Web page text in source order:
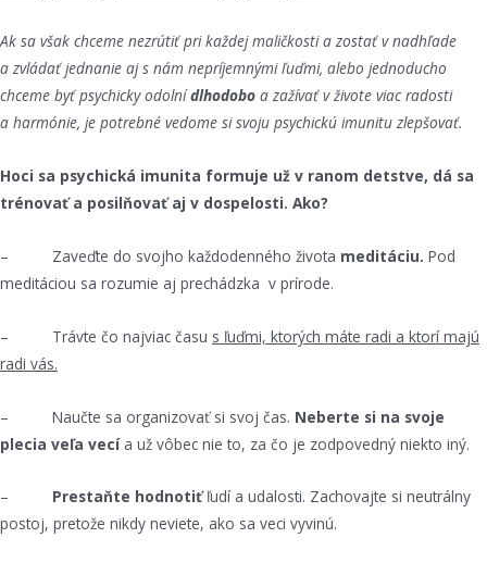
Ak sa však chceme nezrútiť pri každej maličkosti a zostať v nadhľade
a zvládať jednanie aj s nám nepríjemnými ľuďmi, alebo jednoducho
chceme byť psychicky odolnídlhodobo a zažívať v živote viac radosti
a harmónie, je potrebné vedome si svoju psychickú imunitu zlepšovať.
Hoci sa psychická imunita formuje už v ranom detstve, dá sa
trénovať a posilňovať aj v dospelosti. Ako?
– Zaveďte do svojho každodenného života meditáciu. Pod
meditáciou sa rozumie aj prechádzka v prírode.
– Trávte čo najviac času s ľuďmi, ktorých máte radi a ktorí majú
radi vás.
– Naučte sa organizovať si svoj čas. Neberte si na svoje
plecia veľa vecía už vôbec nie to, za čo je zodpovedný niekto iný.
– Prestaňte hodnotiťľudí a udalosti. Zachovajte si neutrálny
postoj, pretože nikdy neviete, ako sa veci vyvinú.